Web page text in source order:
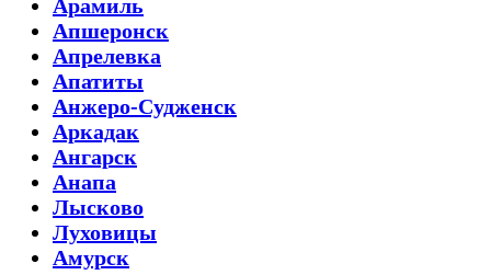
Арамиль
Апшеронск
Апрелевка
Апатиты
Анжеро-Судженск
Аркадак
Ангарск
Анапа
Лысково
Луховицы
Амурск